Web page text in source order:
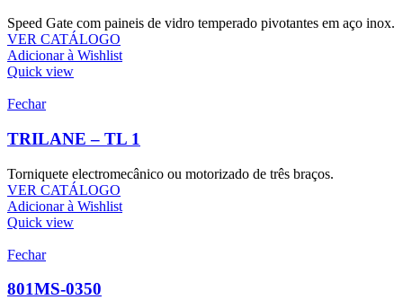
Speed Gate com paineis de vidro temperado pivotantes em aço inox.
VER CATÁLOGO
Adicionar à Wishlist
Quick view
Fechar
TRILANE – TL 1
Torniquete electromecânico ou motorizado de três braços.
VER CATÁLOGO
Adicionar à Wishlist
Quick view
Fechar
801MS-0350